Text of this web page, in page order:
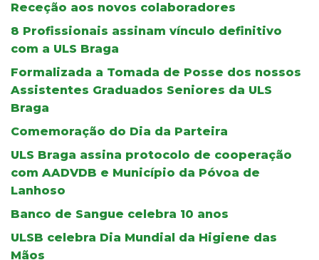
Receção aos novos colaboradores
8 Profissionais assinam vínculo definitivo
com a ULS Braga
Formalizada a Tomada de Posse dos nossos
Assistentes Graduados Seniores da ULS
Braga
Comemoração do Dia da Parteira
ULS Braga assina protocolo de cooperação
com AADVDB e Município da Póvoa de
Lanhoso
Banco de Sangue celebra 10 anos
ULSB celebra Dia Mundial da Higiene das
Mãos